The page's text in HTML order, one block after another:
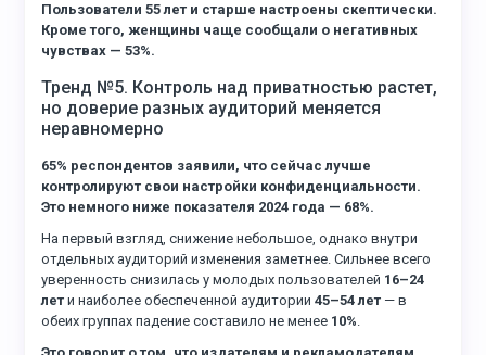
Пользователи 55 лет и старше настроены скептически.
Кроме того, женщины чаще сообщали о негативных
чувствах — 53%.
Тренд №5. Контроль над приватностью растет,
но доверие разных аудиторий меняется
неравномерно
65% респондентов заявили, что сейчас лучше
контролируют свои настройки конфиденциальности.
Это немного ниже показателя 2024 года — 68%.
На первый взгляд, снижение небольшое, однако внутри
отдельных аудиторий изменения заметнее. Сильнее всего
уверенность снизилась у молодых пользователей 16–24
лет и наиболее обеспеченной аудитории45–54 лет — в
обеих группах падение составило не менее 10%.